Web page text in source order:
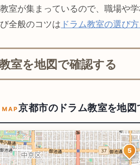
室が集まっているので、職場や
全般のコツは ドラム教室の選び
室を地図で確認する
MAP京都市のドラム教室を地図
5